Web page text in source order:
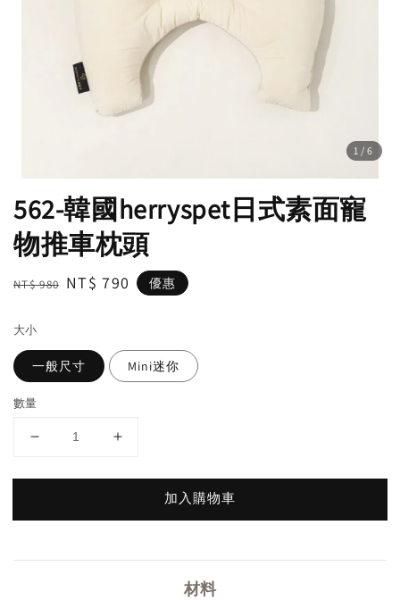
1 /6
562-韓國herryspet日式素面寵
物推車枕頭
Regular
NT$ 980 Sale
NT$ 790 優惠
大小
一般尺寸 Mini迷你
數量
加入購物車
材料